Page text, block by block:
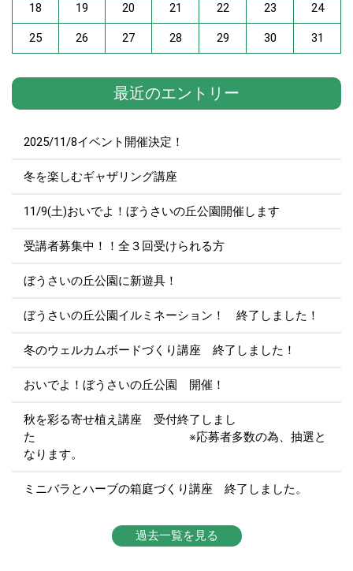
18 19 20 21 22 23 24
25 26 27 28 29 30 31
最近のエントリー
2025/11/8イベント開催決定！
冬を楽しむギャザリング講座
11/9(土)おいでよ！ぼうさいの丘公園開催します
受講者募集中！！全３回受けられる方
ぼうさいの丘公園に新遊具！
ぼうさいの丘公園イルミネーション！ 終了しました！
冬のウェルカムボードづくり講座 終了しました！
おいでよ！ぼうさいの丘公園 開催！
秋を彩る寄せ植え講座 受付終了しまし
た ※応募者多数の為、抽選と
なります。
ミニバラとハーブの箱庭づくり講座 終了しました。
過去一覧を見る